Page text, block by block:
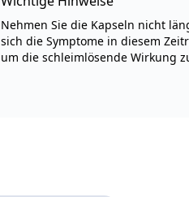
Nehmen Sie die Kapseln nicht
sich die Symptome in diesem
um die schleimlösende Wirkung